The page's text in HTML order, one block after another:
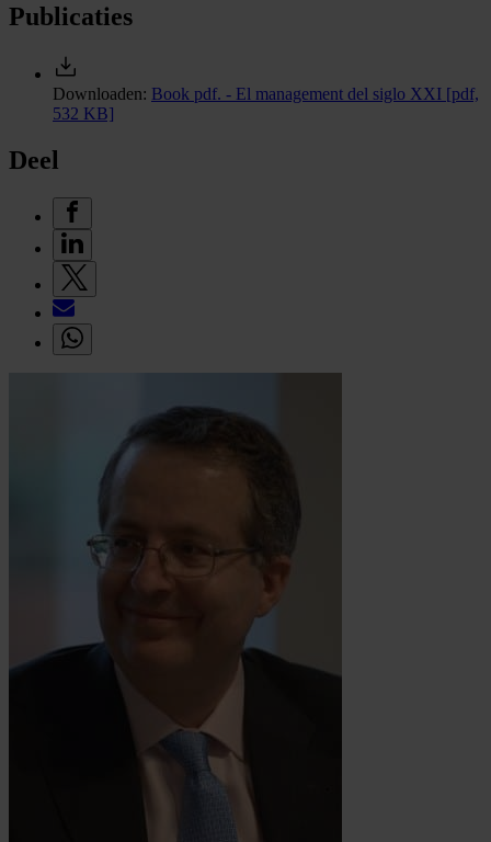
Publicaties
Downloaden: Book pdf. - El management del siglo XXI [pdf,
532 KB]
Deel